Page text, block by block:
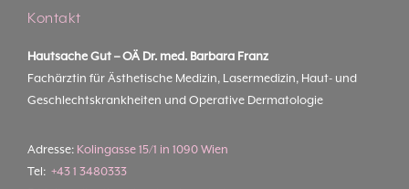
Kontakt
Hautsache Gut –OÄ Dr. med. Barbara Franz
Fachärztin für Ästhetische Medizin, Lasermedizin, Haut- und
Geschlechtskrankheiten und Operative Dermatologie
Adresse: Kolingasse 15/1 in 1090 Wien
Tel: +43 1 3480333